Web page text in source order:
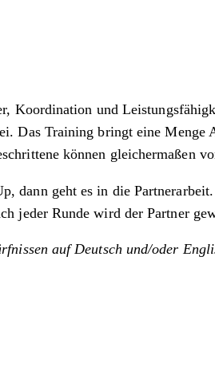
Koordination und
Das Training bringt eine
können gleichermaßen
dann geht es in die
jeder Runde wird der Partner
auf Deutsch und/oder